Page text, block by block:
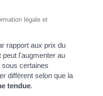
légale et
rapport aux prix du
peut l'augmenter au
sous certaines
diffèrent selon que la
tendue.